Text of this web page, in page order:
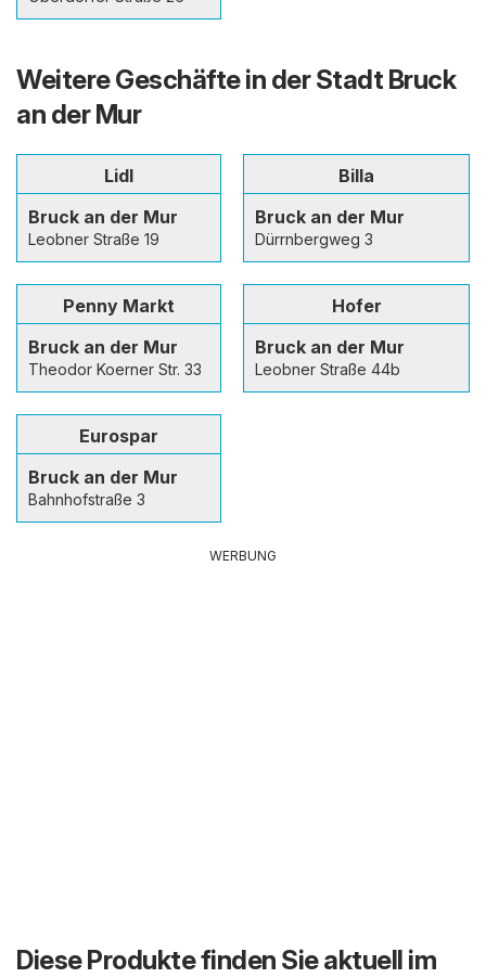
Weitere Geschäfte in der Stadt Bruck
an der Mur
Lidl
Bruck an der Mur
Leobner Straße 19
Billa
Bruck an der Mur
Dürrnbergweg 3
Penny Markt
Bruck an der Mur
Theodor Koerner Str. 33
Hofer
Bruck an der Mur
Leobner Straße 44b
Eurospar
Bruck an der Mur
Bahnhofstraße 3
WERBUNG
Diese Produkte finden Sie aktuell im